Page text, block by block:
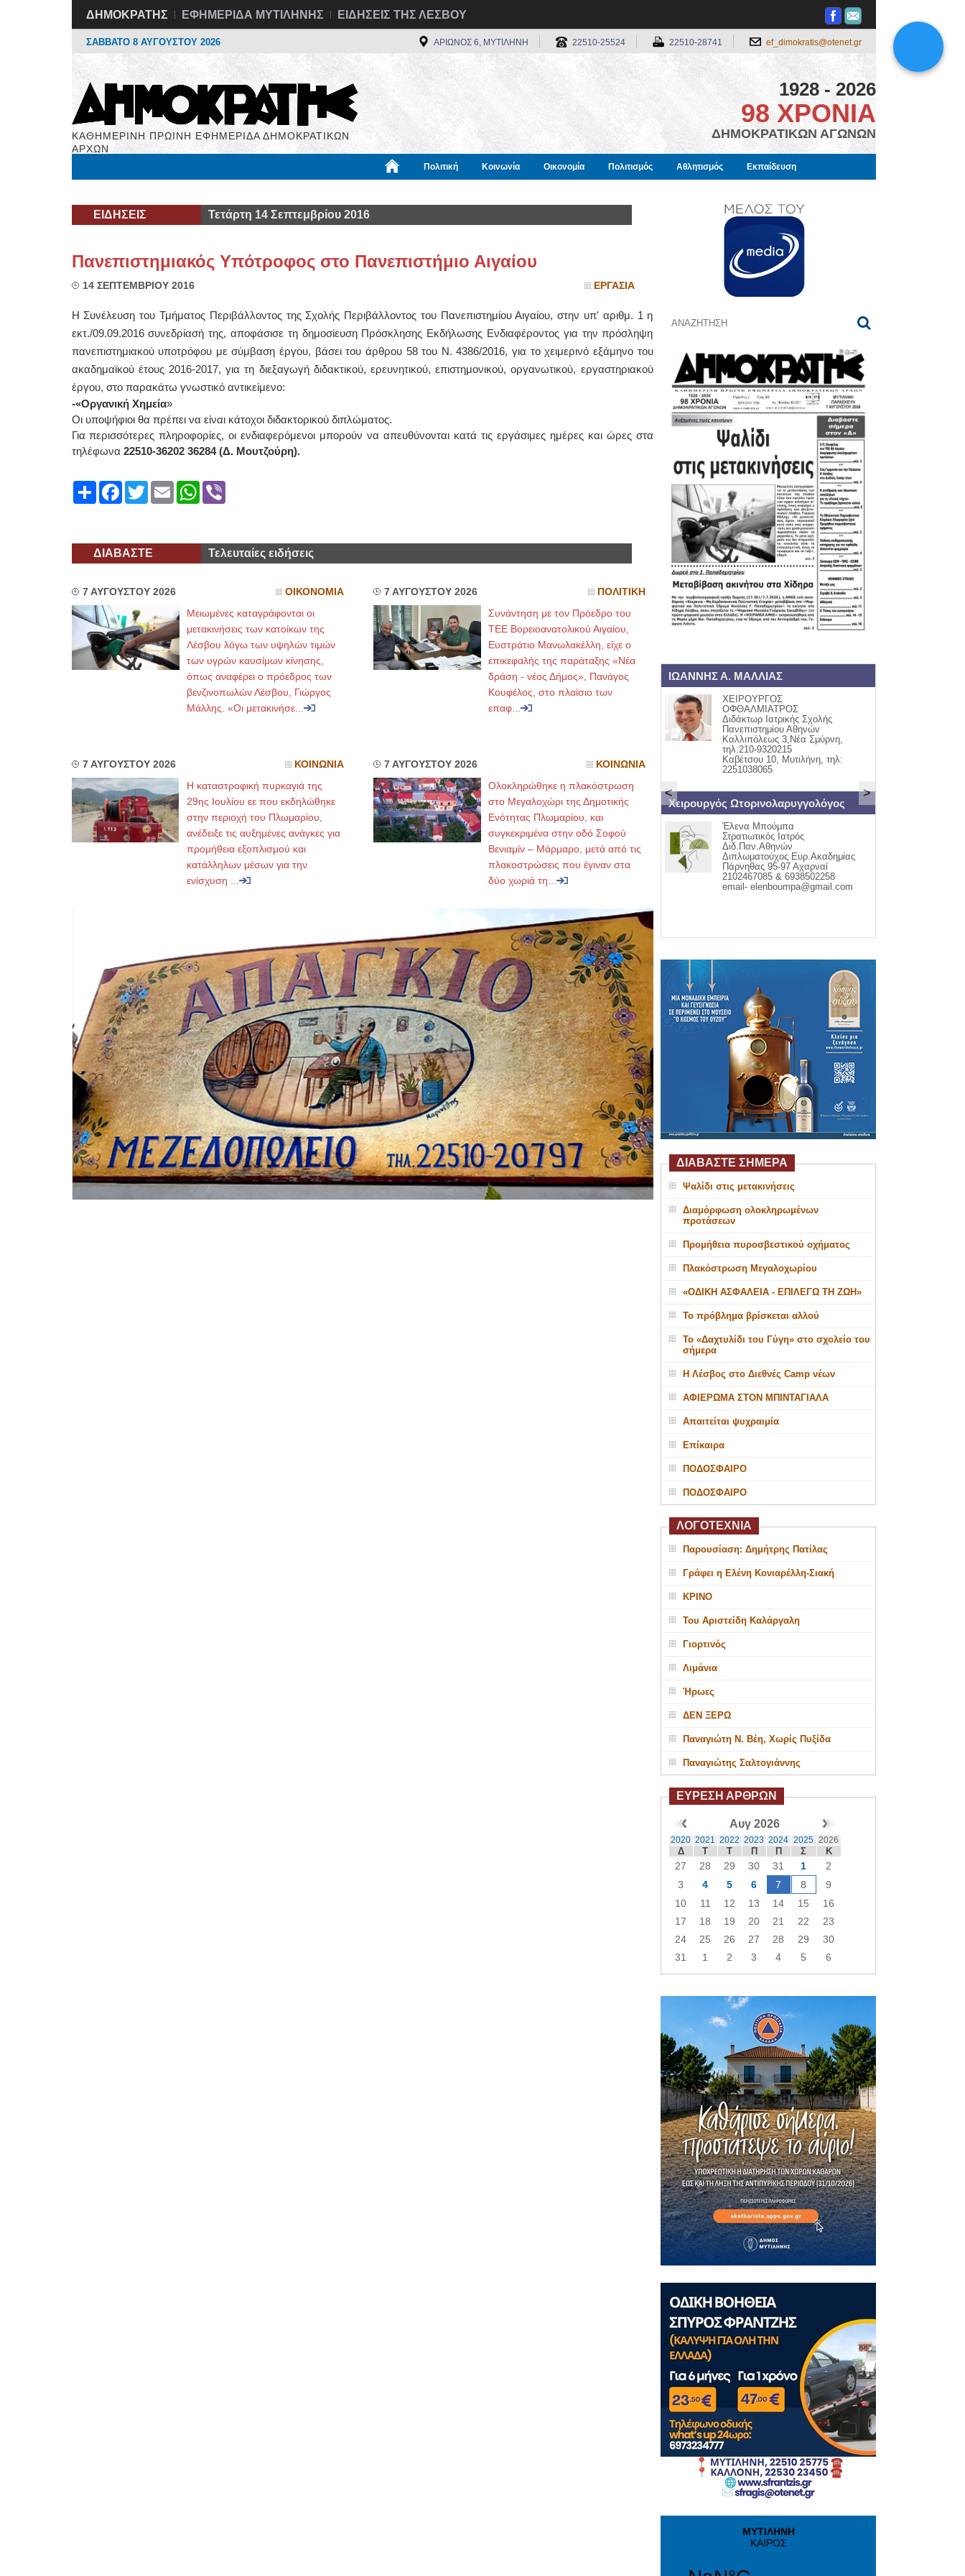
ΔΗΜΟΚΡΑΤΗΣ ΕΦΗΜΕΡΙΔΑ ΜΥΤΙΛΗΝΗΣ ΕΙΔΗΣΕΙΣ ΤΗΣ ΛΕΣΒΟΥ
ΣΑΒΒΑΤΟ 8 ΑΥΓΟΥΣΤΟΥ 2026 ΑΡΙΩΝΟΣ 6, ΜΥΤΙΛΗΝΗ 22510-25524 22510-28741 ef_dimokratis@otenet.gr
ΚΑΘΗΜΕΡΙΝΗ ΠΡΩΙΝΗ ΕΦΗΜΕΡΙΔΑ ΔΗΜΟΚΡΑΤΙΚΩΝ
ΑΡΧΩΝ
1928 - 2026
98 ΧΡΟΝΙΑ
ΔΗΜΟΚΡΑΤΙΚΩΝ ΑΓΩΝΩΝ
Πολιτική Κοινωνία Οικονομία Πολιτισμός Αθλητισμός Εκπαίδευση
ΕΙΔΗΣΕΙΣ Τετάρτη 14 Σεπτεμβρίου 2016
Πανεπιστημιακός Υπότροφος στο Πανεπιστήμιο Αιγαίου
14 ΣΕΠΤΕΜΒΡΙΟΥ 2016 ΕΡΓΑΣΙΑ
Η Συνέλευση του Τμήματος Περιβάλλοντος της Σχολής Περιβάλλοντος του Πανεπιστημίου Αιγαίου, στην υπ' αριθμ. 1 η
εκτ./09.09.2016 συνεδρίασή της, αποφάσισε τη δημοσίευση Πρόσκλησης Εκδήλωσης Ενδιαφέροντος για την πρόσληψη
πανεπιστημιακού υποτρόφου με σύμβαση έργου, βάσει του άρθρου 58 του Ν. 4386/2016, για το χειμερινό εξάμηνο του
ακαδημαϊκού έτους 2016-2017, για τη διεξαγωγή διδακτικού, ερευνητικού, επιστημονικού, οργανωτικού, εργαστηριακού
έργου, στο παρακάτω γνωστικό αντικείμενο:
-«Οργανική Χημεία»
Οι υποψήφιοι θα πρέπει να είναι κάτοχοι διδακτορικού διπλώματος.
Για περισσότερες πληροφορίες, οι ενδιαφερόμενοι μπορούν να απευθύνονται κατά τις εργάσιμες ημέρες και ώρες στα
τηλέφωνα 22510-36202 36284 (Δ. Μουτζούρη).
ShareFacebook
TwitterEmailWhatsApp
Viber
ΔΙΑΒΑΣΤΕ Τελευταίες ειδήσεις
7 ΑΥΓΟΥΣΤΟΥ 2026 ΟΙΚΟΝΟΜΙΑ
Μειωμένες καταγράφονται οι
μετακινήσεις των κατοίκων της
Λέσβου λόγω των υψηλών τιμών
των υγρών καυσίμων κίνησης,
όπως αναφέρει ο πρόεδρος των
βενζινοπωλών Λέσβου, Γιώργος
Μάλλης. «Οι μετακινήσε...
7 ΑΥΓΟΥΣΤΟΥ 2026 ΠΟΛΙΤΙΚΗ
Συνάντηση με τον Πρόεδρο του
ΤΕΕ Βορειοανατολικού Αιγαίου,
Ευστράτιο Μανωλακέλλη, είχε ο
επικεφαλής της παράταξης «Νέα
δράση - νέος Δήμος», Πανάγος
Κουφέλος, στο πλαίσιο των
επαφ...
7 ΑΥΓΟΥΣΤΟΥ 2026 ΚΟΙΝΩΝΙΑ
Η καταστροφική πυρκαγιά της
29ης Ιουλίου εε που εκδηλώθηκε
στην περιοχή του Πλωμαρίου,
ανέδειξε τις αυξημένες ανάγκες για
προμήθεια εξοπλισμού και
κατάλληλων μέσων για την
ενίσχυση ...
7 ΑΥΓΟΥΣΤΟΥ 2026 ΚΟΙΝΩΝΙΑ
Ολοκληρώθηκε η πλακόστρωση
στο Μεγαλοχώρι της Δημοτικής
Ενότητας Πλωμαρίου, και
συγκεκριμένα στην οδό Σοφού
Βενιαμίν – Μάρμαρο, μετά από τις
πλακοστρώσεις που έγιναν στα
δύο χωριά τη...
>
<
ΕΙΔΙΚΟΣ ΚΑΡΔΙΟΛΟΓΟΣ
ΚΩΝΣΤΑΝΤΙΝΟΣ Ε. ΑΡΩΝΗΣ
Holter πίεσης και ρυθμού
Γέρα:Παπάδος τηλ.22510-83600
aroniskos@gmail.com
Φυσικοθεραπεύτρια Manual Therapist
Σταυρουλάκη-Γαλάτη Ιφιγένεια
Πτυχιούχος Φυσικοθεραπείας
ΑΤΕΙ Θεσσαλονίκης-PAMP
Σύμβαση με ΕΟΠΥΥ
Ασκληπιού 39 Χρυσομαλλούσα
τηλ. 22510-54898- 6977957180
ΙΩΑΝΝΗΣ Α. ΜΑΛΛΙΑΣ
ΧΕΙΡΟΥΡΓΟΣ
ΟΦΘΑΛΜΙΑΤΡΟΣ
Διδάκτωρ Ιατρικής Σχολής
Πανεπιστημίου Αθηνών
Καλλιπόλεως 3,Νέα Σμύρνη,
Καβέτσου 10, Μυτιλήνη, τηλ:
Χειρουργός Ωτορινολαρυγγολόγος
Έλενα Μπούμπα
Στρατιωτικός Ιατρός
Διδ.Παν.Αθηνών
Διπλωματούχος Ευρ.Ακαδημίας
Πάρνηθας 95-97 Αχαρναί
2102467085 & 6938502258
email- elenboumpa@gmail.com
ΕΝΔΟΚΡΙΝΟΛΟΓΟΣ -
ΔΙΑΒΑΣΤΕ ΣΗΜΕΡΑ
Ψαλίδι στις μετακινήσεις
Διαμόρφωση ολοκληρωμένων
προτάσεων
Προμήθεια πυροσβεστικού οχήματος
Πλακόστρωση Μεγαλοχωρίου
«ΟΔΙΚΗ ΑΣΦΑΛΕΙΑ - ΕΠΙΛΕΓΩ ΤΗ ΖΩΗ»
Το πρόβλημα βρίσκεται αλλού
Το «Δαχτυλίδι του Γύγη» στο σχολείο του
σήμερα
Η Λέσβος στο Διεθνές Camp νέων
ΑΦΙΕΡΩΜΑ ΣΤΟΝ ΜΠΙΝΤΑΓΙΑΛΑ
Απαιτείται ψυχραιμία
Επίκαιρα
ΠΟΔΟΣΦΑΙΡΟ
ΠΟΔΟΣΦΑΙΡΟ
ΛΟΓΟΤΕΧΝΙΑ
Παρουσίαση: Δημήτρης Πατίλας
Γράφει η Ελένη Κονιαρέλλη-Σιακή
ΚΡΙΝΟ
Του Αριστείδη Καλάργαλη
Γιορτινός
Λιμάνια
Ήρωες
ΔΕΝ ΞΕΡΩ
Παναγιώτη Ν. Βέη, Χωρίς Πυξίδα
Παναγιώτης Σαλτογιάννης
ΕΥΡΕΣΗ ΑΡΘΡΩΝ
Αυγ 2026
2020 2021 2022 2023 2024 2025 2026
Δ Τ Τ Π Π Σ Κ
27 28 29 30 31 1
2
3
4 5 6 7 8
9
10
11 12 13 14 15
16
17
18 19 20 21 22
23
24
25 26 27 28 29
30
31
1 2 3 4 5 6